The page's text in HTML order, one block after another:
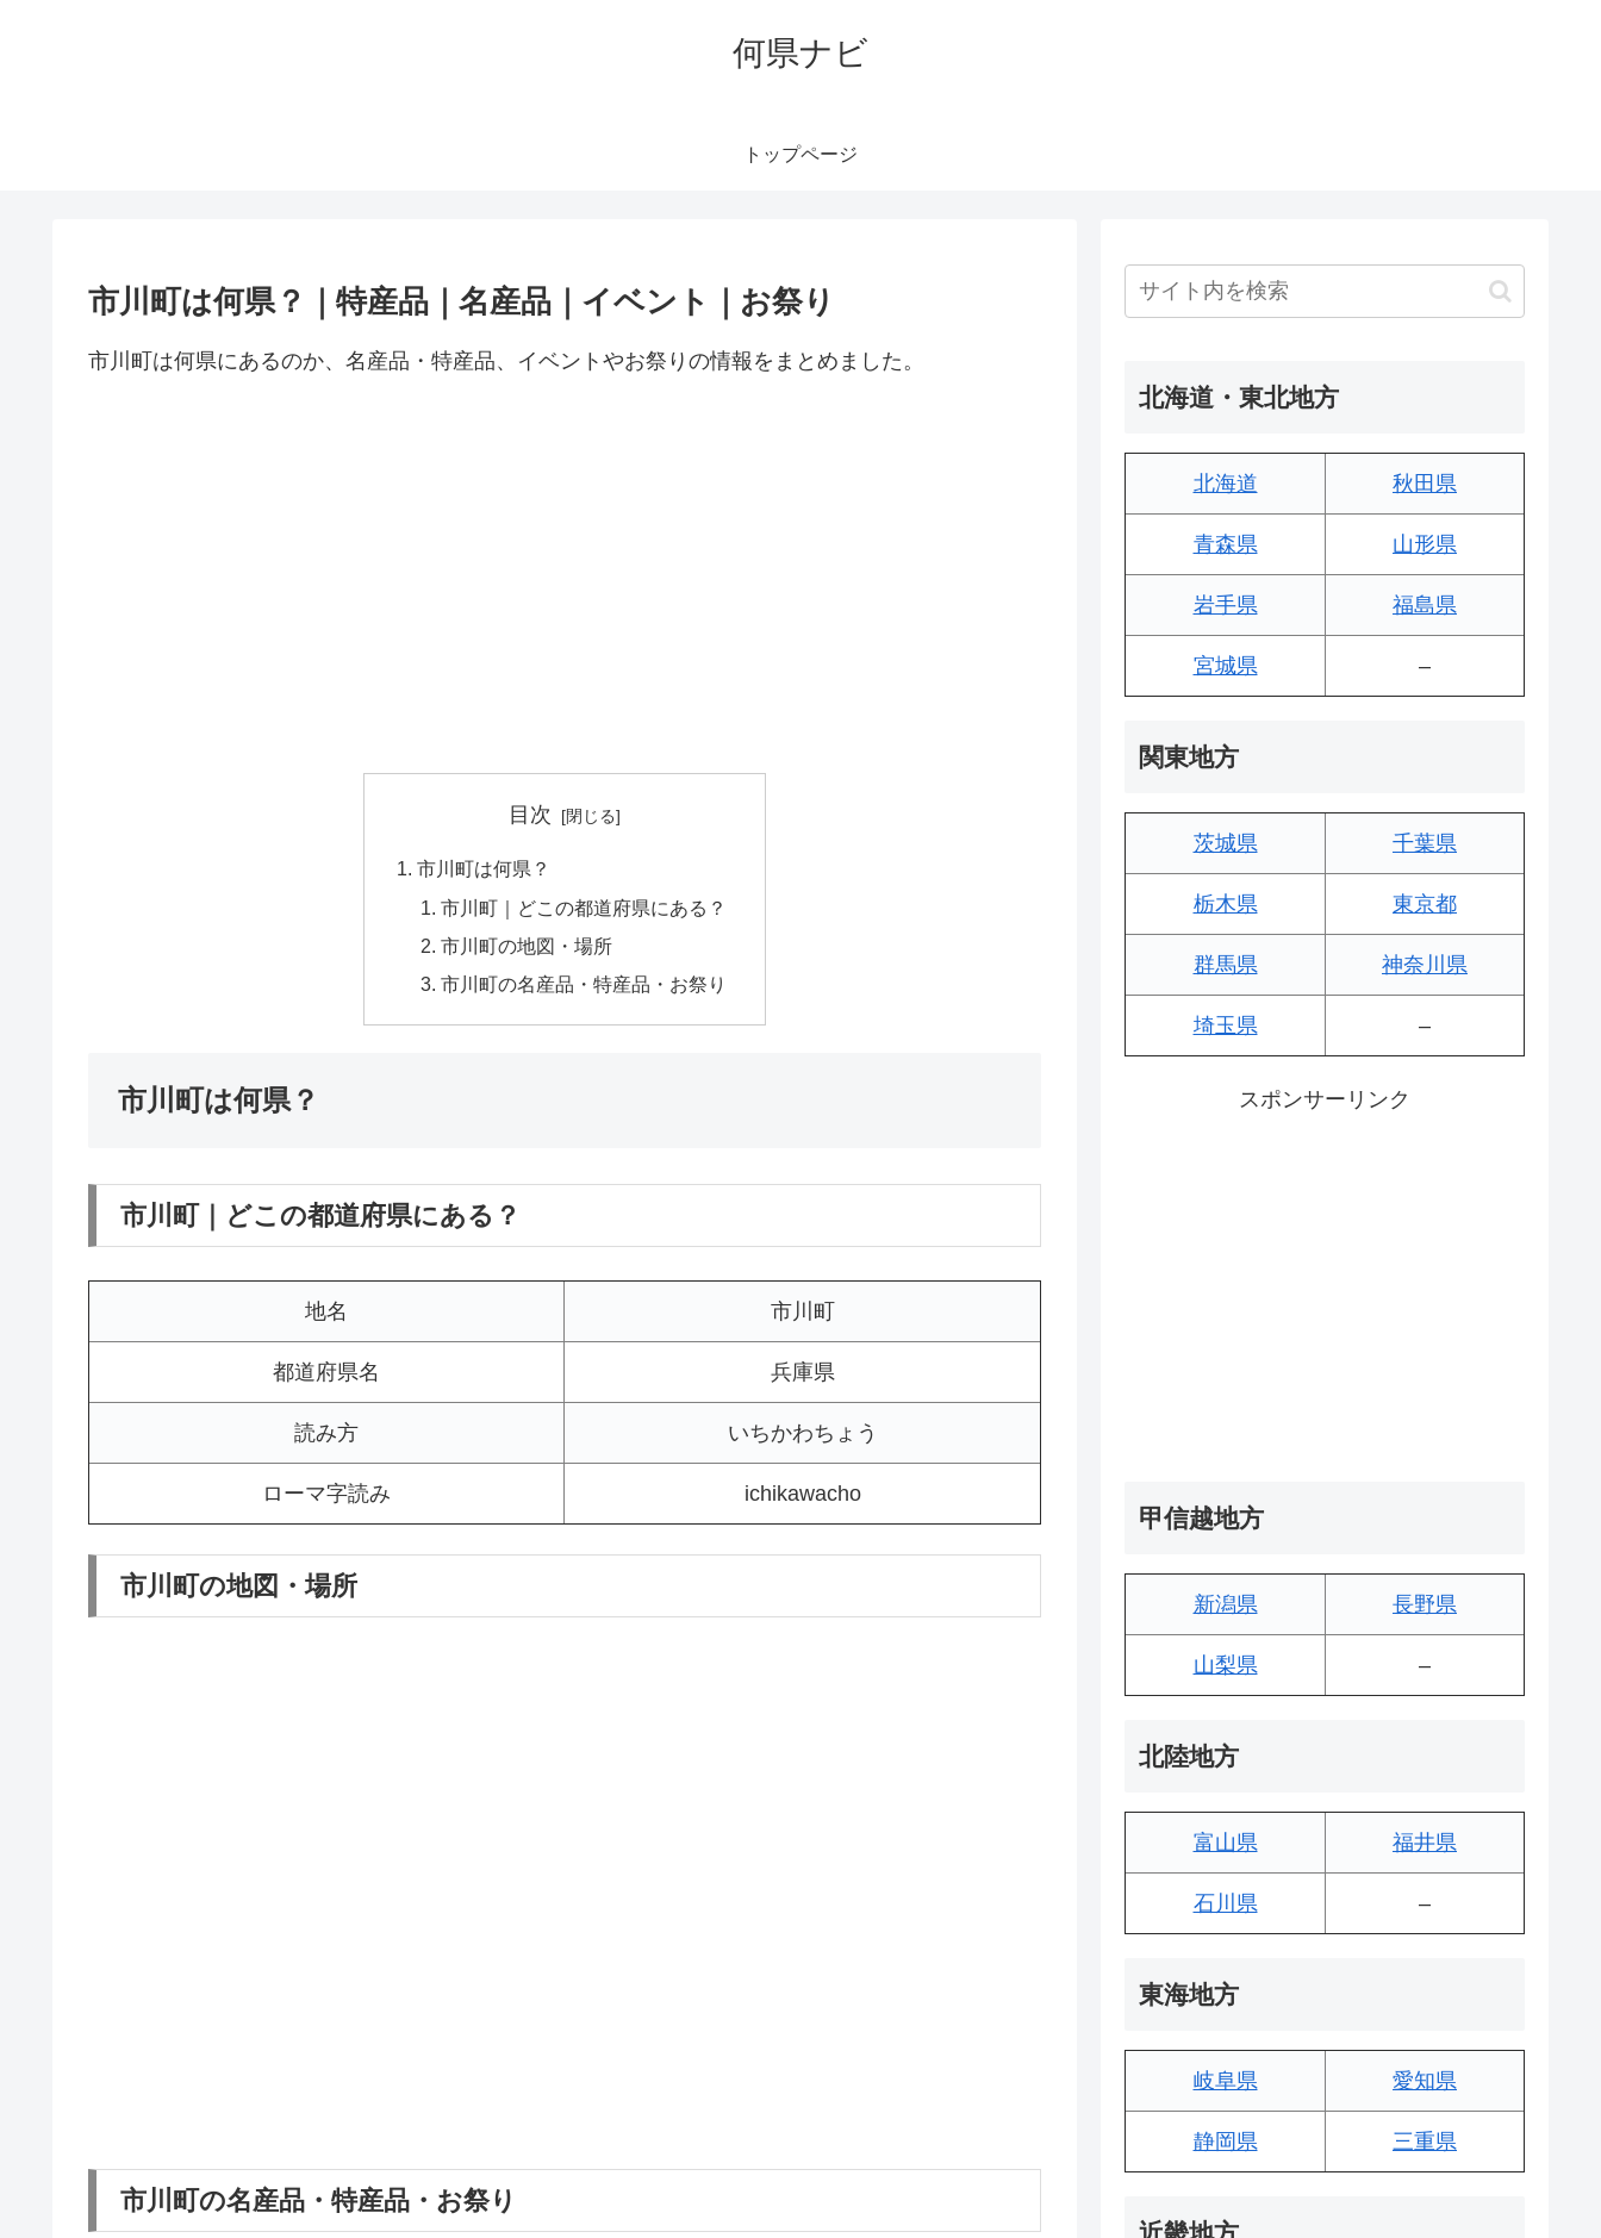
何県ナビ
トップページ
市川町は何県？｜特産品｜名産品｜イベント｜お祭り
市川町は何県にあるのか、名産品・特産品、イベントやお祭りの情報をまとめました。
目次
市川町は何県？
市川町｜どこの都道府県にある？
市川町の地図・場所
市川町の名産品・特産品・お祭り
市川町は何県？
市川町｜どこの都道府県にある？
地名 市川町
都道府県名 兵庫県
読み方 いちかわちょう
ローマ字読み ichikawacho
市川町の地図・場所
市川町の名産品・特産品・お祭り
北海道・東北地方
北海道 秋田県
青森県 山形県
岩手県 福島県
宮城県 –
関東地方
茨城県 千葉県
栃木県 東京都
群馬県 神奈川県
埼玉県 –
スポンサーリンク
甲信越地方
新潟県 長野県
山梨県 –
北陸地方
富山県 福井県
石川県 –
東海地方
岐阜県 愛知県
静岡県 三重県